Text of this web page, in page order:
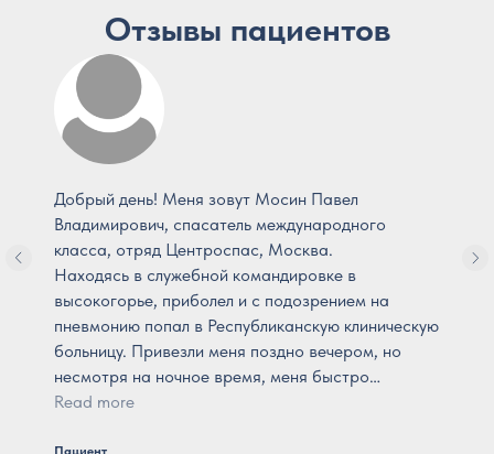
Отзывы пациентов
Добрый день! Меня зовут Мосин Павел
Владимирович, спасатель международного
класса, отряд Центроспас, Москва.
Находясь в служебной командировке в
высокогорье, приболел и с подозрением на
пневмонию попал в Республиканскую клиническую
больницу. Привезли меня поздно вечером, но
несмотря на ночное время, меня быстро
осмотрели, взяли анализы, сделали КТ и
Read more
Пациент